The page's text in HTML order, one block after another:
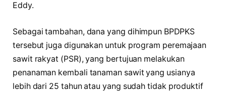
Eddy.
Sebagai tambahan, dana yang dihimpun BPDPKS
tersebut juga digunakan untuk program peremajaan
sawit rakyat (PSR), yang bertujuan melakukan
penanaman kembali tanaman sawit yang usianya
lebih dari 25 tahun atau yang sudah tidak produktif